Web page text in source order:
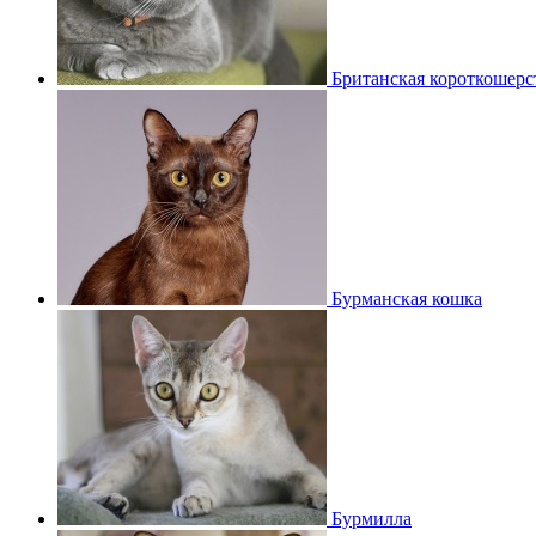
Британская
Бурманская кошка
Бурмилла